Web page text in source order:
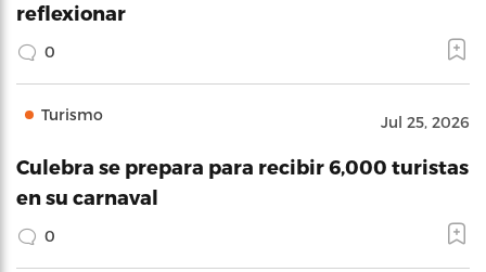
reflexionar
0
Turismo Jul 25, 2026
Culebra se prepara para recibir 6,000 turistas
en su carnaval
0